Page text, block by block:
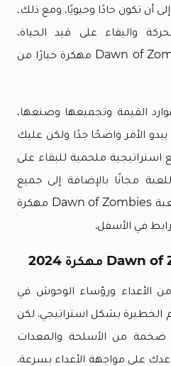
أن تكون حادًا وحيويًا. ومع ذلك،
والبقاء على قيد الحياة،
فسيكون تحميل لعبة Dawn of Zombies مهكرة خيارًا من
القيمة وتجميعها وصنعها،
الأمر واضحًا جدًا ولكن عليك
استراتيجية ملحمية للبقاء على
مجانًا بالإضافة إلى جميع
المميزات فقط قم بـ تنزيل لعبة Dawn of Zombies مهكرة
في الأسفل.
الأعداء ورؤساء الوحوش في
الخطيرة بشكل استراتيجي. لكن
من الأسلحة والمعدات
على مواجهة الأعداء بسرعة.